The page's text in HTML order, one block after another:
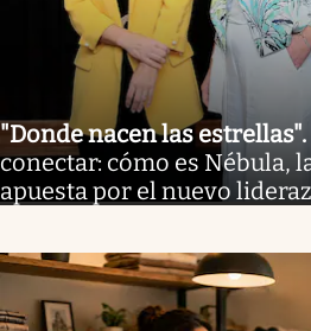
"Donde nacen las estrellas".
conectar: cómo es Nébula,
apuesta por el nuevo